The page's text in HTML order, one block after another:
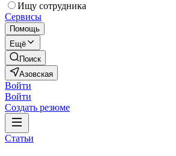
Ищу сотрудника
Сервисы
Помощь
Ещё
Поиск
Азовская
Войти
Войти
Создать резюме
Статьи